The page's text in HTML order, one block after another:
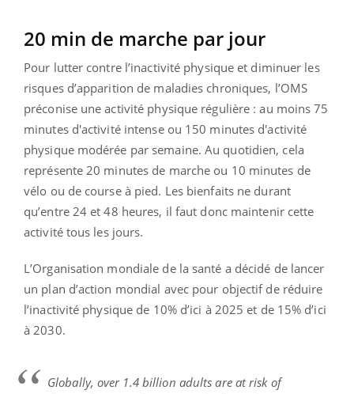
20 min de marche par jour
Pour lutter contre l’inactivité physique et diminuer les
risques d’apparition de maladies chroniques, l’OMS
préconise une activité physique régulière : au moins 75
minutes d'activité intense ou 150 minutes d'activité
physique modérée par semaine. Au quotidien, cela
représente 20 minutes de marche ou 10 minutes de
vélo ou de course à pied. Les bienfaits ne durant
qu’entre 24 et 48 heures, il faut donc maintenir cette
activité tous les jours.
L’Organisation mondiale de la santé a décidé de lancer
un plan d’action mondial avec pour objectif de réduire
l’inactivité physique de 10% d’ici à 2025 et de 15% d’ici
à 2030.
Globally, over 1.4 billion adults are at risk of